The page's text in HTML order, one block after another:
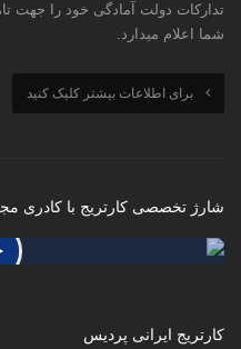
تدارکات دولت آمادگی خود را جهت
شما اعلام میدارد.
برای اطلاعات بیشتر کلیک کنید
شارژ تخصصی کارتریج با کادری
کارتریج ایرانی پردیس